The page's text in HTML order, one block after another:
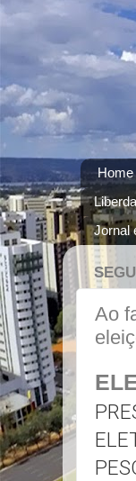
Home
Jornal
Ao